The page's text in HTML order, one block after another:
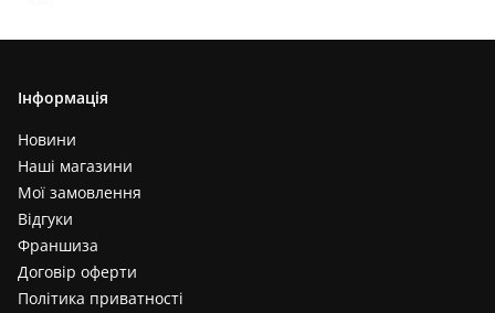
Інформація
Новини
Наші магазини
Мої замовлення
Відгуки
Франшиза
Договір оферти
Політика приватності